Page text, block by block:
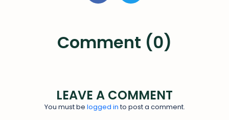
Comment (0)
LEAVE A COMMENT
You must be logged into post a comment.